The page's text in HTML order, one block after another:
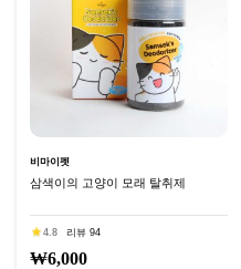
비마이펫
삼색이의 고양이 모래 탈취제
4.8 리뷰 94
₩6,000